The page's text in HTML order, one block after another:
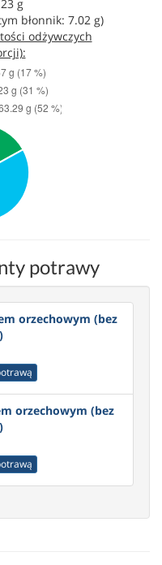
g
błonnik: 7.02 g)
odżywczych
potrawy
orzechowym (bez
orzechowym (bez